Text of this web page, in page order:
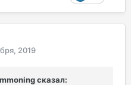
что правда то правда,
плюсики)
2019
сказал: